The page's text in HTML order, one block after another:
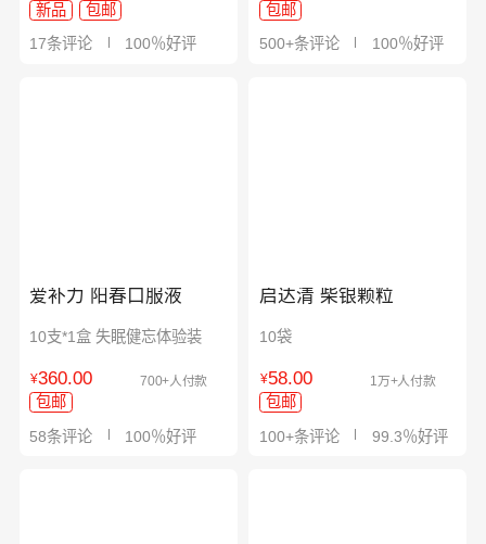
新品
包邮
17条评论
100％好评
包邮
500+条评论
100％好评
爱补力 阳春口服液
10支*1盒 失眠健忘体验装
¥360.00 700+人付款
包邮
58条评论
100％好评
启达清 柴银颗粒
10袋
¥58.00 1万+人付款
包邮
100+条评论
99.3％好评